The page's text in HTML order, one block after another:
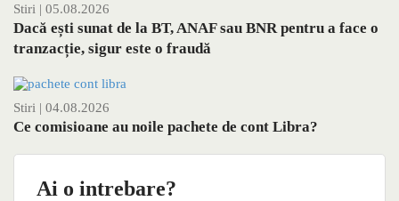
Stiri | 05.08.2026
Dacă ești sunat de la BT, ANAF sau BNR pentru a face o
tranzacție, sigur este o fraudă
Stiri | 04.08.2026
Ce comisioane au noile pachete de cont Libra?
Ai o intrebare?